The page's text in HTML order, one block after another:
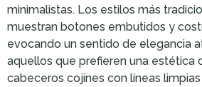
minimalistas. Los estilos más
muestran botones embutidos y
evocando un sentido de elegancia
aquellos que prefieren una estética
cabeceros cojines con líneas